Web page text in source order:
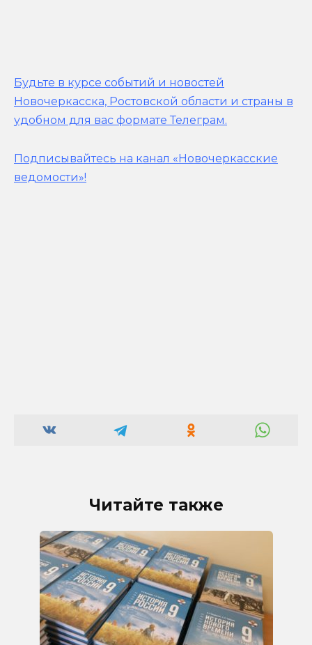
Будьте в курсе событий и новостей
Новочеркасска, Ростовской области и страны в
удобном для вас формате Телеграм.
Подписывайтесь на канал «Новочеркасские
ведомости»!
Читайте также